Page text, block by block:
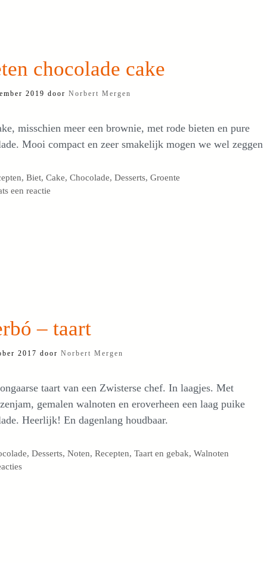
chocolade cake
2019 door Norbert Mergen
misschien meer een brownie, met rode bieten en pure
Mooi compact en zeer smakelijk mogen we wel zeggen
,Biet,Cake,Chocolade,Desserts,Groente
een reactie
– taart
2017 door Norbert Mergen
taart van een Zwisterse chef. In laagjes. Met
gemalen walnoten en eroverheen een laag puike
Heerlijk! En dagenlang houdbaar.
,Desserts,Noten,Recepten,Taart en gebak,Walnoten